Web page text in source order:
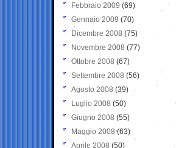
Febbraio 2009 (69)
Gennaio 2009 (70)
Dicembre 2008 (75)
Novembre 2008 (77)
Ottobre 2008 (67)
Settembre 2008 (56)
Agosto 2008 (39)
Luglio 2008 (50)
Giugno 2008 (55)
Maggio 2008(63)
Aprile 2008 (50)